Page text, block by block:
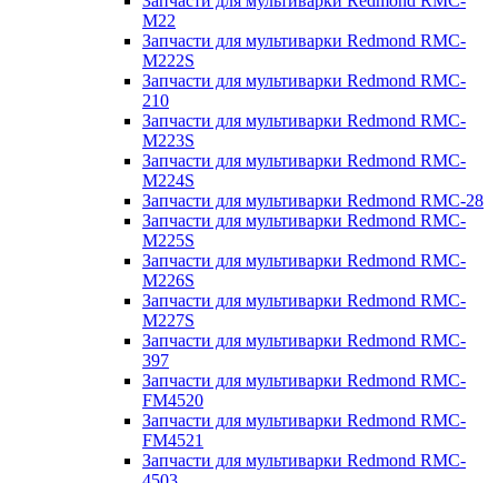
M22
Запчасти для мультиварки Redmond RMC-
M222S
Запчасти для мультиварки Redmond RMC-
210
Запчасти для мультиварки Redmond RMC-
M223S
Запчасти для мультиварки Redmond RMC-
M224S
Запчасти для мультиварки Redmond RMC-28
Запчасти для мультиварки Redmond RMC-
M225S
Запчасти для мультиварки Redmond RMC-
M226S
Запчасти для мультиварки Redmond RMC-
M227S
Запчасти для мультиварки Redmond RMC-
397
Запчасти для мультиварки Redmond RMC-
FM4520
Запчасти для мультиварки Redmond RMC-
FM4521
Запчасти для мультиварки Redmond RMC-